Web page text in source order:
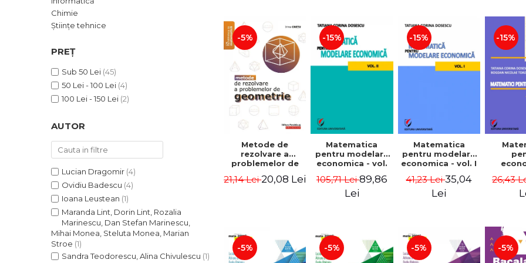
ADMINISTRATIVE
ȘTIINȚE ECONOMICE
EDUCAȚIE FIZICĂ ȘI SPORT
PREUNIVERSITARIA
TIMP LIBER
ÎN CURS DE APARIȚIE
PROMOȚIILE LUNII
ULTIMELE EXEMPLARE
Cum Cumpăr
Distribuitori
Chimie
Științe tehnice
PREȚ
Sub 50 Lei (45)
50 Lei - 100 Lei (4)
100 Lei - 150 Lei (2)
AUTOR
Lucian Dragomir (4)
Ovidiu Badescu (4)
Ioana Leustean (1)
Maranda Lint, Dorin Lint, Rozalia
Marinescu, Dan Stefan Marinescu,
Mihai Monea, Steluta Monea, Marian
Stroe (1)
Sandra Teodorescu, Alina Chivulescu (1)
-5%
Metode de
rezolvare a
problemelor de
a II-a - Irina Cretu
21,14 Lei20,08 Lei
-15%
Matematica
pentru modelare
economica - vol.
Corina Dosescu
105,71 Lei89,86
Lei
-15%
Matematica
pentru modelare
economica - vol. I
Dosescu
41,23 Lei35,04
Lei
-15%
26,43
-5% -5% -5% -5%